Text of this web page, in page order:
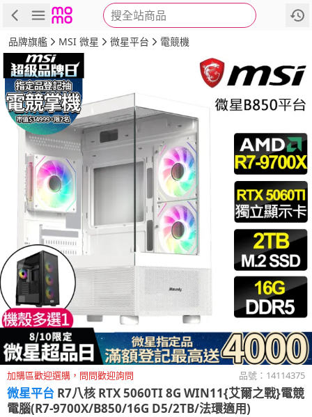
搜全站商品
商品 評價 詳情
品牌旗艦 MSI 微星 微星平台 電競機
加購區歡迎選購，問問歡迎詢問 品號： 14114375
微星平台 R7八核 RTX 5060TI 8G WIN11{艾爾之戰}電競
電腦(R7-9700X/B850/16G D5/2TB/法環適用)